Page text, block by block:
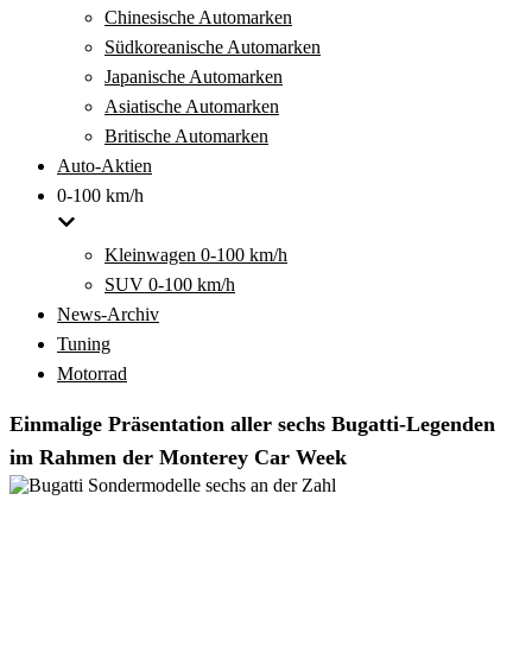
Chinesische Automarken
Südkoreanische Automarken
Japanische Automarken
Asiatische Automarken
Britische Automarken
Auto-Aktien
0-100 km/h
Kleinwagen 0-100 km/h
SUV 0-100 km/h
News-Archiv
Tuning
Motorrad
Einmalige Präsentation aller sechs Bugatti-Legenden
im Rahmen der Monterey Car Week